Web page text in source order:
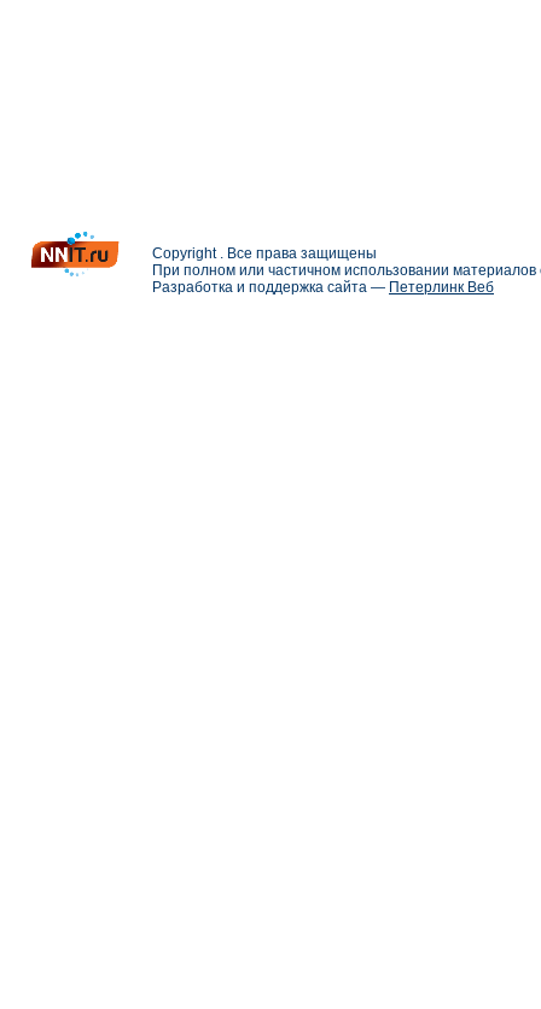
Copyright . Все права защищены
При полном или частичном использовании
Разработка и поддержка сайта — Петерлинк Веб